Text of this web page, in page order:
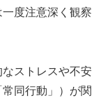
度注意深く観察
ストレスや不安
同行動」）が関